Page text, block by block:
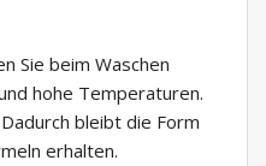
Sie beim Waschen
hohe Temperaturen.
Dadurch bleibt die Form
erhalten.